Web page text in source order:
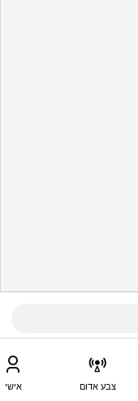
צבע אדום אישי